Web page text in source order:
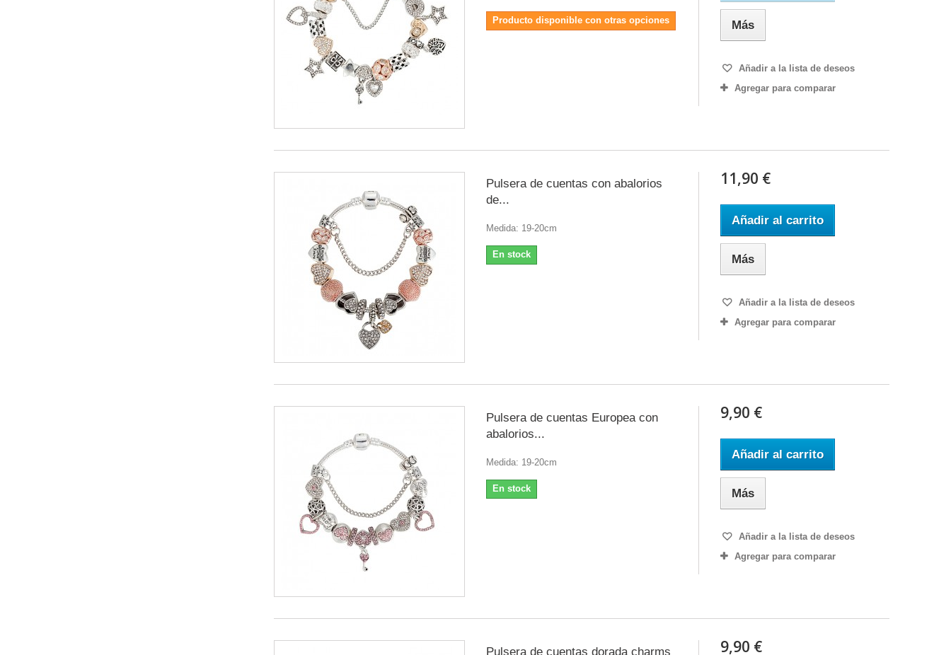
Producto disponible con otras opciones Más
Añadir a la lista de deseos
Agregar para comparar
Pulsera de cuentas con abalorios
de...
Medida: 19-20cm
En stock
11,90 €
Añadir al carrito
Más
Añadir a la lista de deseos
Agregar para comparar
Pulsera de cuentas Europea con
abalorios...
Medida: 19-20cm
En stock
9,90 €
Añadir al carrito
Más
Añadir a la lista de deseos
Agregar para comparar
Pulsera de cuentas dorada charms 9,90 €